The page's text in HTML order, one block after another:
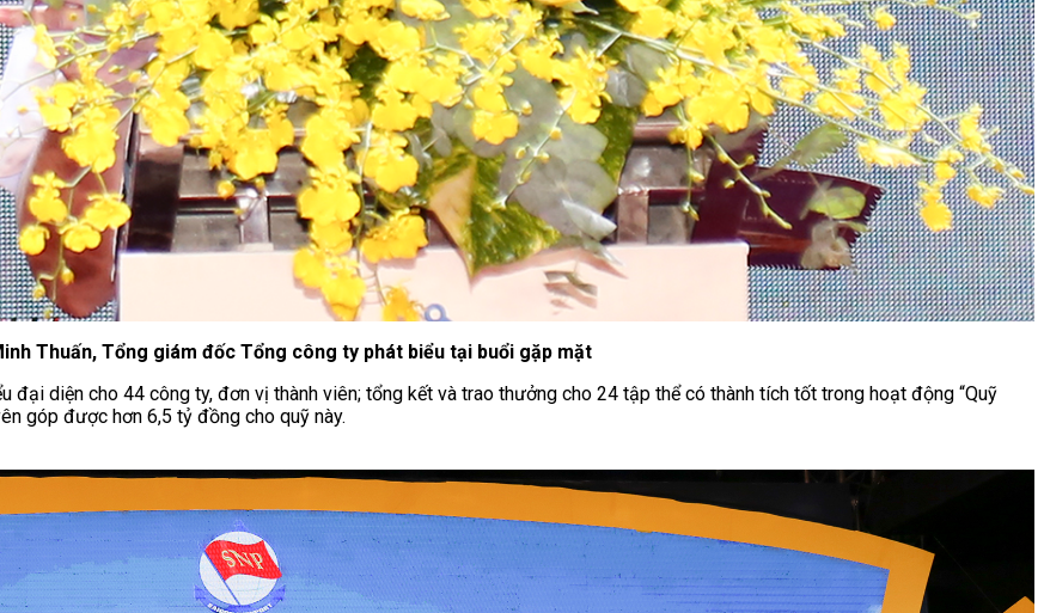
Thuấn, Tổng giám đốc Tổng công ty phát biểu tại buổi gặp mặt
đại diện cho 44 công ty, đơn vị thành viên; tổng kết và trao thưởng cho 24 tập thể có thành tích tốt trong hoạt động “Quỹ
góp được hơn 6,5 tỷ đồng cho quỹ này.